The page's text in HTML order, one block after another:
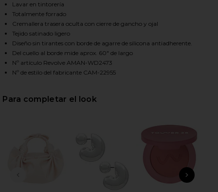
FRANCESCA MAXI DRESS IN JUNEBERRY ON
FRANCESCA MAXI DRESS IN JUNEBERRY ON
FRANCESCA MAXI DRESS IN JUNEBERRY ON
Lavar en tintorería
Totalmente forrado
Cremallera trasera oculta con cierre de gancho y ojal
Tejido satinado ligero
Diseño sin tirantes con borde de agarre de silicona antiadherente.
Del cuello al borde mide aprox. 60" de largo
Nº artículo Revolve AMAN-WD2473
Nº de estilo del fabricante CAM-22955
Para completar el look